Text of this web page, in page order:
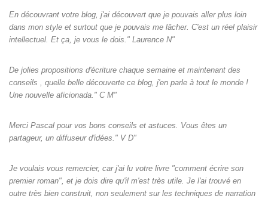
En découvrant votre blog, j'ai découvert que je pouvais aller plus loin
dans mon style et surtout que je pouvais me lâcher. C'est un réel plaisir
intellectuel. Et ça, je vous le dois." Laurence N"
De jolies propositions d'écriture chaque semaine et maintenant des
conseils , quelle belle découverte ce blog, j'en parle à tout le monde !
Une nouvelle aficionada." C M"
Merci Pascal pour vos bons conseils et astuces. Vous êtes un
partageur, un diffuseur d'idées." V D"
Je voulais vous remercier, car j'ai lu votre livre "comment écrire son
premier roman", et je dois dire qu'il m'est très utile. Je l'ai trouvé en
outre très bien construit, non seulement sur les techniques de narration